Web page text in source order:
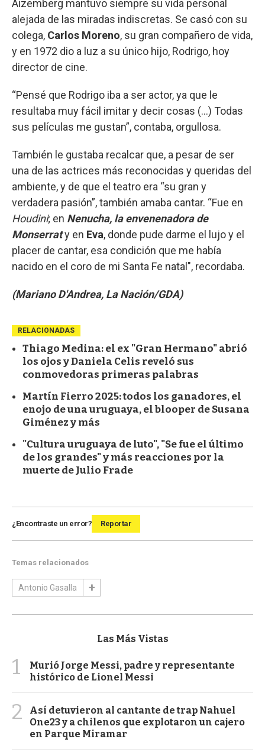
Aizemberg mantuvo siempre su vida personal
alejada de las miradas indiscretas. Se casó con su
colega, Carlos Moreno, su gran compañero de vida,
y en 1972 dio a luz a su único hijo, Rodrigo, hoy
director de cine.
“Pensé que Rodrigo iba a ser actor, ya que le
resultaba muy fácil imitar y decir cosas (...) Todas
sus películas me gustan”, contaba, orgullosa.
También le gustaba recalcar que, a pesar de ser
una de las actrices más reconocidas y queridas del
ambiente, y de que el teatro era “su gran y
verdadera pasión”, también amaba cantar. “Fue en
Houdini; en Nenucha, la envenenadora de
Monserraty en Eva, donde pude darme el lujo y el
placer de cantar, esa condición que me había
nacido en el coro de mi Santa Fe natal", recordaba.
(Mariano D'Andrea, La Nación/GDA)
RELACIONADAS
Thiago Medina: el ex "Gran Hermano" abrió
los ojos y Daniela Celis reveló sus
conmovedoras primeras palabras
Martín Fierro 2025: todos los ganadores, el
enojo de una uruguaya, el blooper de Susana
Giménez y más
"Cultura uruguaya de luto", "Se fue el último
de los grandes" y más reacciones por la
muerte de Julio Frade
¿Encontraste un error? Reportar
Temas relacionados
Antonio Gasalla
Las Más Vistas
1
Murió Jorge Messi, padre y representante
histórico de Lionel Messi
2
Así detuvieron al cantante de trap Nahuel
One23 y a chilenos que explotaron un cajero
en Parque Miramar